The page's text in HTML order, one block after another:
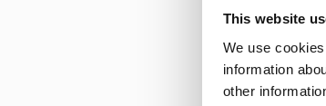
This website
We use
information
other